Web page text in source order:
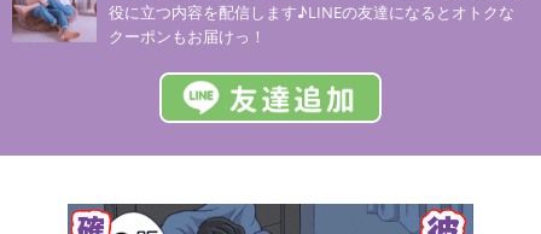
役に立つ内容を配信します♪LINEの友達になるとオトクな
クーポンもお届けっ！